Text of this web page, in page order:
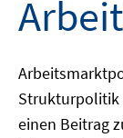
Strukturpolitik
einen Beitrag